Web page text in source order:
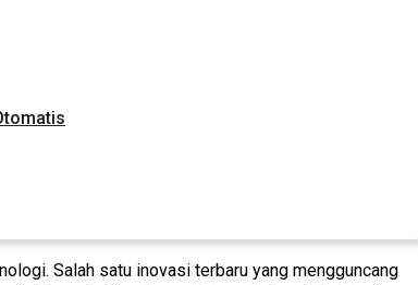
Salah satu inovasi terbaru yang mengguncang